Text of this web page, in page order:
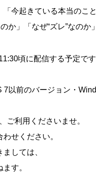
今起きている本当のこ
か」「なぜ“ズレ”なのか
頃に配信する予定です
以前のバージョン・
ご利用くださいませ。
せください。
しては、
す。